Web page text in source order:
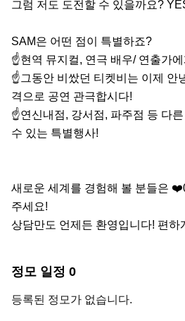
그럼 저도 도전할 수 있을까요?
SAM은 어떤 점이 특별하죠?
☝️현역 뮤지컬, 연극 배우/ 연출가
☝️그동안 비쌌던 티켓비는 이제 안
격으로 공연 관극합시다!
☝️연신내점, 강서점, 파주점 등 다
수 있는 특별행사!
새로운 세계를 경험해 볼 분들은
주세요!
상담만도 언제든 환영입니다! 편하
정모 일정 0
등록된 정모가 없습니다.